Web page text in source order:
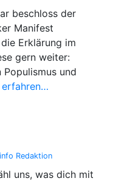
beschloss der
Manifest
Erklärung im
gern weiter:
und
erfahren…
Redaktion
uns, was dich mit